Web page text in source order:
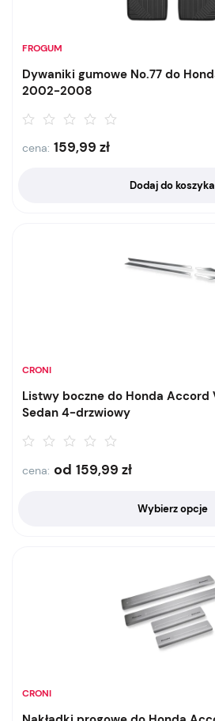
FROGUM
Dywaniki gumowe No.77 do
2002-2008
cena: 159,99 zł
Dodaj do koszyka
CRONI
Listwy boczne do Honda
Sedan 4-drzwiowy
cena: od 159,99 zł
Wybierz opcje
CRONI